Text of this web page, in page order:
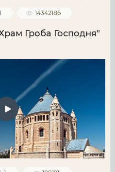
1 14342186
Гроба Господня"